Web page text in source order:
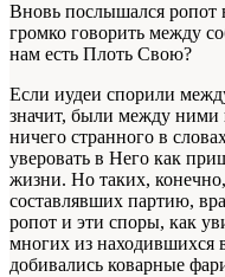
Вновь послышался ропот
громко говорить между
нам есть Плоть Свою?
Если иудеи спорили
значит, были между ними
ничего странного в
уверовать в Него как
жизни. Но таких,
составлявших партию,
ропот и эти споры, как
многих из находившихся
добивались коварные